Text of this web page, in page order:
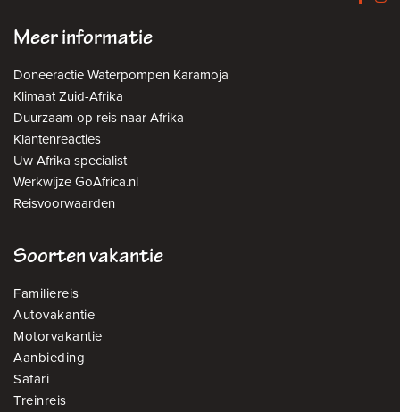
Meer informatie
Doneeractie Waterpompen Karamoja
Klimaat Zuid-Afrika
Duurzaam op reis naar Afrika
Klantenreacties
Uw Afrika specialist
Werkwijze GoAfrica.nl
Reisvoorwaarden
Soorten vakantie
Familiereis
Autovakantie
Motorvakantie
Aanbieding
Safari
Treinreis